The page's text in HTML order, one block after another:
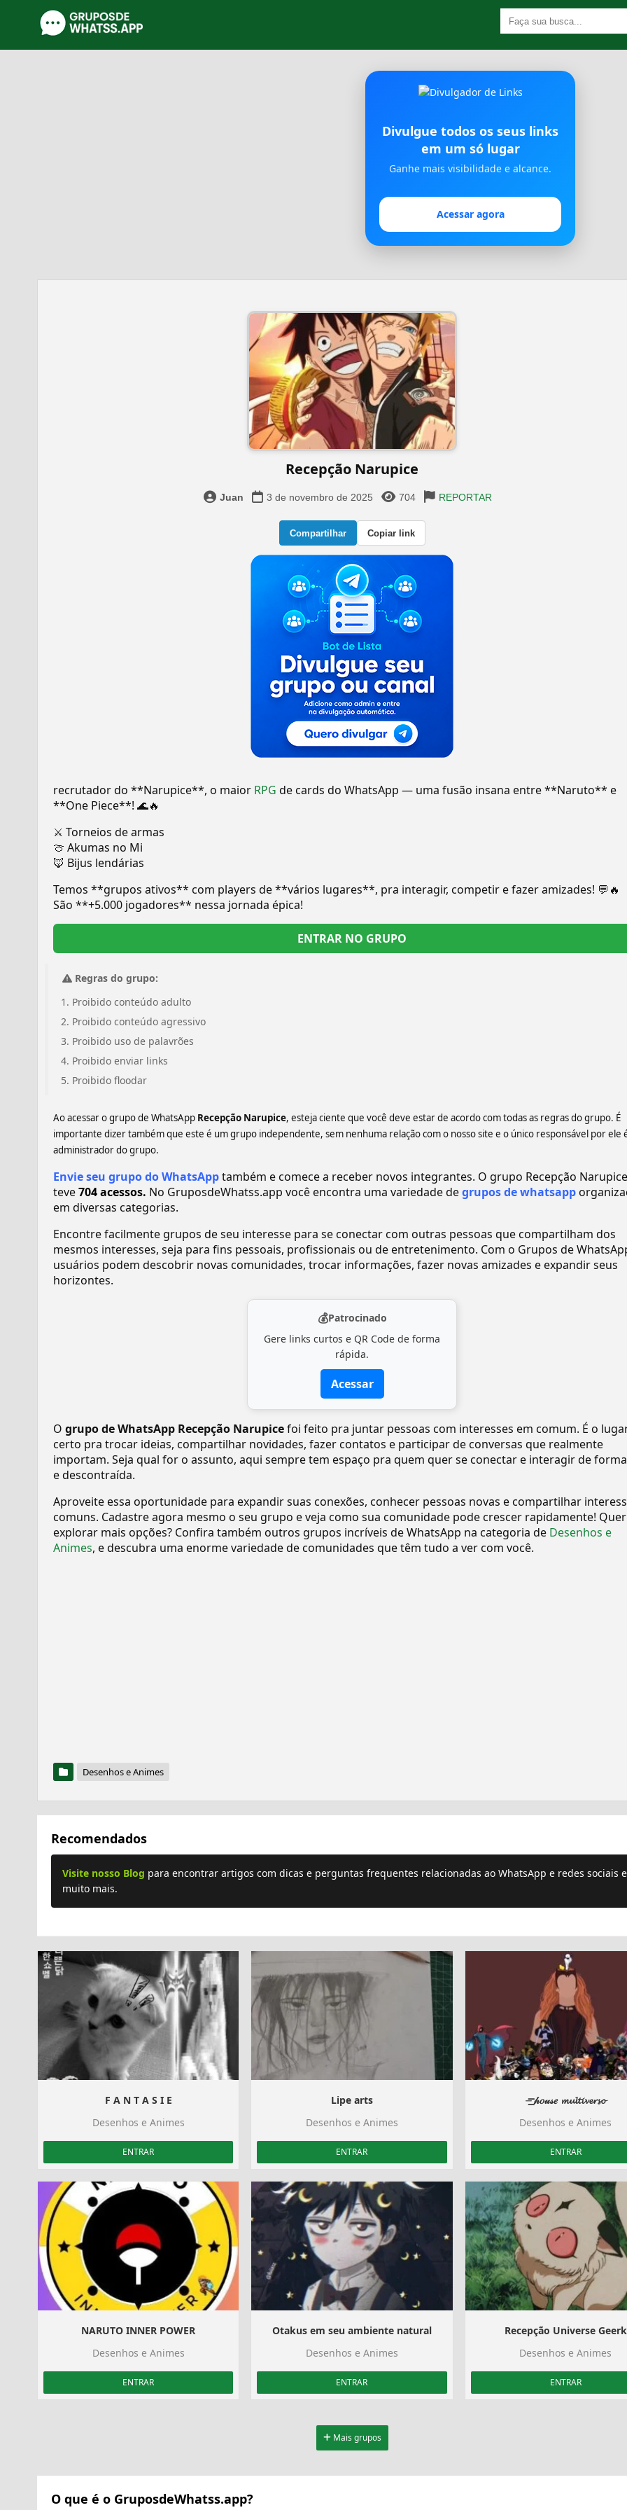
Divulgue todos os seus links
em um só lugar
Ganhe mais visibilidade e alcance.
Acessar agora
Recepção Narupice
Juan 3 de novembro de 2025 704 REPORTAR
Compartilhar Copiar link
recrutador do **Narupice**, o maior RPG de cards do WhatsApp — uma fusão insana entre **Naruto** e
**One Piece**! 🌊🔥
⚔️ Torneios de armas
🍈 Akumas no Mi
🦊 Bijus lendárias
Temos **grupos ativos** com players de **vários lugares**, pra interagir, competir e fazer amizades! 💬🔥
São **+5.000 jogadores** nessa jornada épica!
ENTRAR NO GRUPO
Regras do grupo:
Proibido conteúdo adulto
Proibido conteúdo agressivo
Proibido uso de palavrões
Proibido enviar links
Proibido floodar
Ao acessar o grupo de WhatsApp Recepção Narupice, esteja ciente que você deve estar de acordo com todas as regras do grupo. É
importante dizer também que este é um grupo independente, sem nenhuma relação com o nosso site e o único responsável por ele
administrador do grupo.
Envie seu grupo do WhatsApptambém e comece a receber novos integrantes. O grupo Recepção
teve704 acessos. No GruposdeWhatss.app você encontra uma variedade degrupos de whatsapp
em diversas categorias.
Encontre facilmente grupos de seu interesse para se conectar com outras pessoas que compartilham dos
mesmos interesses, seja para fins pessoais, profissionais ou de entretenimento. Com o Grupos de
usuários podem descobrir novas comunidades, trocar informações, fazer novas amizades e expandir seus
horizontes.
💰Patrocinado
Gere links curtos e QR Code de forma
rápida.
Acessar
O grupo de WhatsApp Recepção Narupicefoi feito pra juntar pessoas com interesses em comum. É o
certo pra trocar ideias, compartilhar novidades, fazer contatos e participar de conversas que realmente
importam. Seja qual for o assunto, aqui sempre tem espaço pra quem quer se conectar e interagir de
e descontraída.
Aproveite essa oportunidade para expandir suas conexões, conhecer pessoas novas e compartilhar
comuns. Cadastre agora mesmo o seu grupo e veja como sua comunidade pode crescer rapidamente! Quer
explorar mais opções? Confira também outros grupos incríveis de WhatsApp na categoria de Desenhos e
Animes, e descubra uma enorme variedade de comunidades que têm tudo a ver com você.
Desenhos e Animes
Recomendados
Visite nosso Blog para encontrar artigos com dicas e perguntas frequentes relacionadas ao WhatsApp e redes sociais e
muito mais.
F A N T A S I E
Desenhos e Animes
ENTRAR
Lipe arts
Desenhos e Animes
ENTRAR
⏤͟͟͞͞ 𝒽𝑜𝓊𝓈𝑒 𝓶𝓾𝓵𝓽𝓲𝓿𝓮𝓻𝓼𝓸
Desenhos e Animes
ENTRAR
NARUTO INNER POWER
Desenhos e Animes
ENTRAR
Otakus em seu ambiente natural
Desenhos e Animes
ENTRAR
Recepção Universe Geerk
Desenhos e Animes
ENTRAR
Mais grupos
O que é o GruposdeWhatss.app?